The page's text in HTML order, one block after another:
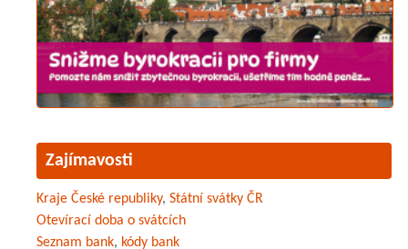
Zajímavosti
Kraje České republiky, Státní svátky ČR
Otevírací doba o svátcích
Seznam bank, kódy bank